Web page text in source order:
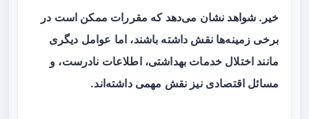
خیر. شواهد نشان می‌دهد که مقررات ممکن است در
برخی زمینه‌ها نقش داشته باشند، اما عوامل دیگری
مانند اختلال خدمات بهداشتی، اطلاعات نادرست، و
مسائل اقتصادی نیز نقش مهمی داشته‌اند.